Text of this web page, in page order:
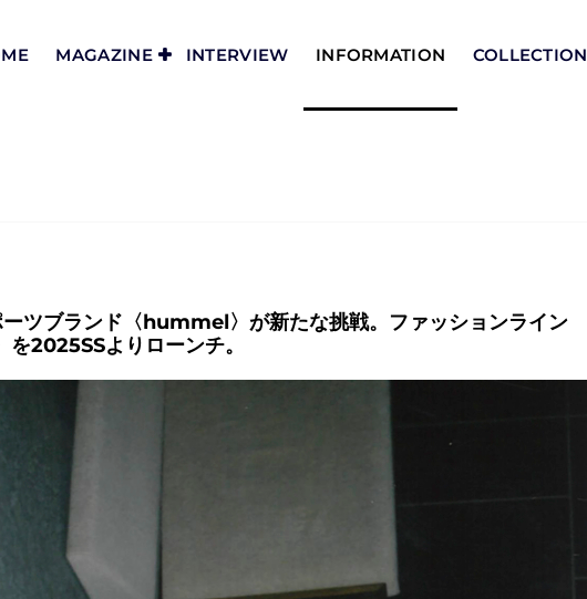
MAGAZINE INTERVIEW INFORMATION COLLECTION
ツブランド〈hummel〉が新たな挑戦。ファッションライン
2025SSよりローンチ。